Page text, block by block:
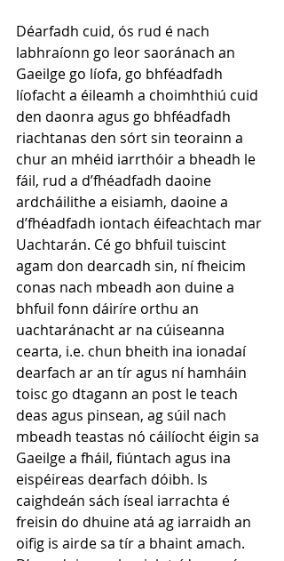
Déarfadh cuid, ós rud é nach
labhraíonn go leor saoránach an
Gaeilge go líofa, go bhféadfadh
líofacht a éileamh a choimhthiú cuid
den daonra agus go bhféadfadh
riachtanas den sórt sin teorainn a
chur an mhéid iarrthóir a bheadh le
fáil, rud a d’fhéadfadh daoine
ardcháilithe a eisiamh, daoine a
d’fhéadfadh iontach éifeachtach mar
Uachtarán. Cé go bhfuil tuiscint
agam don dearcadh sin, ní fheicim
conas nach mbeadh aon duine a
bhfuil fonn dáiríre orthu an
uachtaránacht ar na cúiseanna
cearta, i.e. chun bheith ina ionadaí
dearfach ar an tír agus ní hamháin
toisc go dtagann an post le teach
deas agus pinsean, ag súil nach
mbeadh teastas nó cáilíocht éigin sa
Gaeilge a fháil, fiúntach agus ina
eispéireas dearfach dóibh. Is
caighdeán sách íseal iarrachta é
freisin do dhuine atá ag iarraidh an
oifig is airde sa tír a bhaint amach.